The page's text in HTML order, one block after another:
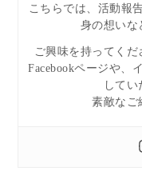
こちらでは、活動報
身の想いな
ご興味を持ってくだ
Facebookページや、
してい
素敵なご